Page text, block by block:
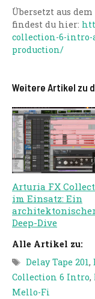
Übersetzt aus
findest du hier:
collection-6-intro-
production/
Weitere Artikel zu
Arturia FX
im Einsatz: Ein
Deep-Dive
Alle Artikel zu:
Schlagwörter
Delay Tape 201,
Collection 6 Intro,
Mello-Fi